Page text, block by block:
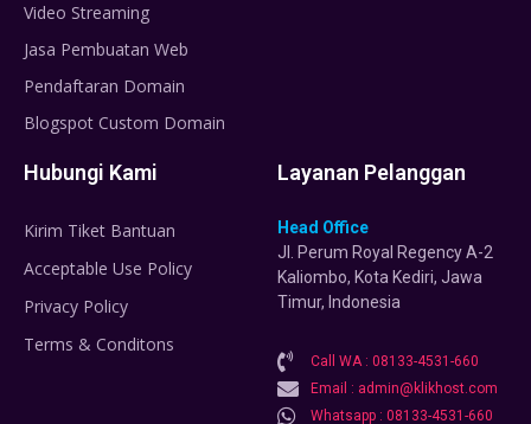
Video Streaming
Jasa Pembuatan Web
Pendaftaran Domain
Blogspot Custom Domain
Hubungi Kami
Kirim Tiket Bantuan
Acceptable Use Policy
Privacy Policy
Terms & Conditons
Layanan Pelanggan
Head Office
Jl. Perum Royal Regency A-2
Kaliombo, Kota Kediri, Jawa
Timur, Indonesia
Call WA : 08133-4531-660
Email : admin@klikhost.com
Whatsapp : 08133-4531-660